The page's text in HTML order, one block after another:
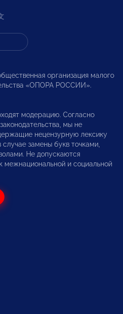
организация малого
«ОПОРА РОССИИ».
модерацию. Согласно
мы не
нецензурную лексику
замены букв точками,
Не допускаются
и социальной